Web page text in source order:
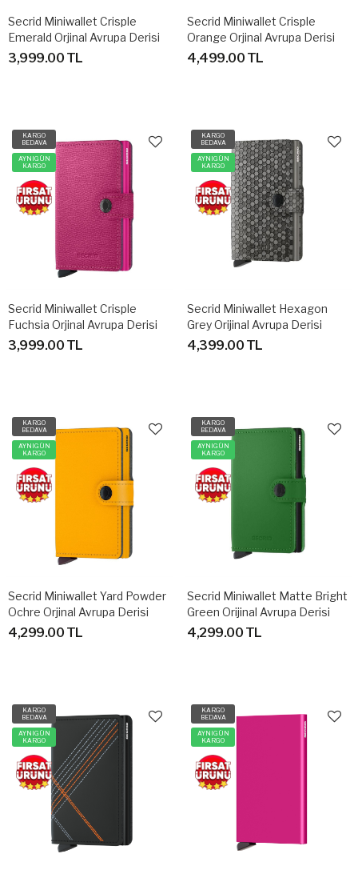
Secrid Miniwallet Crisple
Emerald Orjinal Avrupa Derisi
Cüzdan
3,999.00 TL
Secrid Miniwallet Crisple
Orange Orjinal Avrupa Derisi
Cüzdan
4,499.00 TL
KARGO
BEDAVA
AYNIGÜN
KARGO
Secrid Miniwallet Crisple
Fuchsia Orjinal Avrupa Derisi
Cüzdan
3,999.00 TL
KARGO
BEDAVA
AYNIGÜN
KARGO
Secrid Miniwallet Hexagon
Grey Orijinal Avrupa Derisi
Cüzdan
4,399.00 TL
KARGO
BEDAVA
AYNIGÜN
KARGO
Secrid Miniwallet Yard Powder
Ochre Orjinal Avrupa Derisi
Cüzdan
4,299.00 TL
KARGO
BEDAVA
AYNIGÜN
KARGO
Secrid Miniwallet Matte Bright
Green Orijinal Avrupa Derisi
Cüzdan
4,299.00 TL
KARGO
BEDAVA
AYNIGÜN
KARGO
KARGO
BEDAVA
AYNIGÜN
KARGO